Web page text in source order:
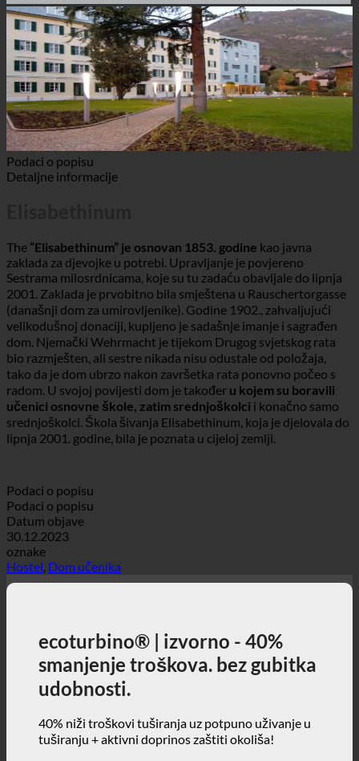
Podaci o popisu
Detaljne informacije
The“Elisabethinum” je osnovan 1853. godinekao javna
zaklada za djevojke u potrebi. Upravljanje je povjereno
Sestrama milosrdnicama, koje su tu zadaću obavljale do lipnja
2001. Zaklada je prvobitno bila smještena u Rauschertorgasse
(današnji dom za umirovljenike). Godine 1902., zahvaljujući
velikodušnoj donaciji, kupljeno je sadašnje imanje i sagrađen
dom. Njemački Wehrmacht je tijekom Drugog svjetskog rata
bio razmješten, ali sestre nikada nisu odustale od položaja,
tako da je dom ubrzo nakon završetka rata ponovno počeo s
radom. U svojoj povijesti dom je takođeru kojem su boravili
učenici osnovne škole, zatim srednjoškolcii konačno samo
srednjoškolci. Škola šivanja Elisabethinum, koja je djelovala do
lipnja 2001. godine, bila je poznata u cijeloj zemlji.
Podaci o popisu
Podaci o popisu
Datum objave
30.12.2023
oznake
ecoturbino® | izvorno - 40%
smanjenje troškova. bez gubitka
udobnosti.
40% niži troškovi tuširanja uz potpuno uživanje u
tuširanju + aktivni doprinos zaštiti okoliša!